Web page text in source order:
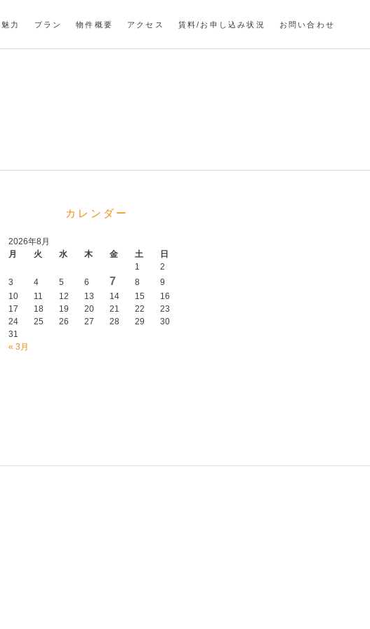
力 プラン 物件概要 アクセス 賃料/お申し込み状況 お問い合わせ
カレンダー
2026年8月
月
火 水 木 金 土 日
« 3月
1
2
3
4 5 6 7 8
9
10
11 12 13 14 15
16
17
18 19 20 21 22
23
24
25 26 27 28 29
30
31